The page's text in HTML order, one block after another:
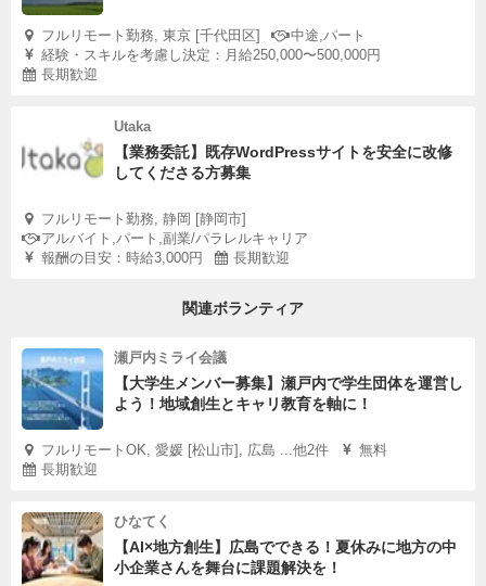
フルリモート勤務, 東京 [千代田区]
中途,パート
経験・スキルを考慮し決定：月給250,000〜500,000円
長期歓迎
Utaka
【業務委託】既存WordPressサイトを安全に改修
してくださる方募集
フルリモート勤務, 静岡 [静岡市]
アルバイト,パート,副業/パラレルキャリア
報酬の目安：時給3,000円
長期歓迎
関連ボランティア
瀬戸内ミライ会議
【大学生メンバー募集】瀬戸内で学生団体を運営し
よう！地域創生とキャリ教育を軸に！
フルリモートOK, 愛媛 [松山市], 広島 ...他2件
無料
長期歓迎
ひなてく
【AI×地方創生】広島でできる！夏休みに地方の中
小企業さんを舞台に課題解決を！